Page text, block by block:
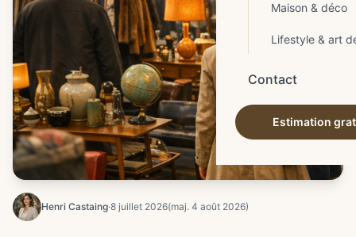
Maison & déco
Lifestyle & art
Contact
Estimation
Henri Castaing·8 juillet 2026(maj. 4 août 2026)